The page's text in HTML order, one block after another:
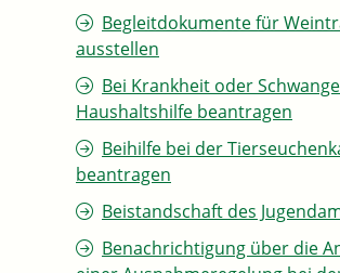
Begleitdokumente für
ausstellen
Bei Krankheit oder
Haushaltshilfe beantragen
Beihilfe bei der
beantragen
Beistandschaft des
Benachrichtigung über die